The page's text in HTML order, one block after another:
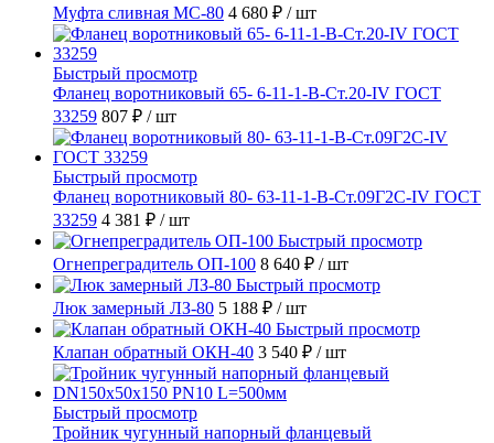
Муфта сливная МС-80 4 680 ₽ / шт
Быстрый просмотр
Фланец воротниковый 65- 6-11-1-B-Ст.20-IV ГОСТ
33259 807 ₽ / шт
Быстрый просмотр
Фланец воротниковый 80- 63-11-1-B-Ст.09Г2С-IV ГОСТ
33259 4 381 ₽ / шт
Быстрый просмотр
Огнепреградитель ОП-100 8 640 ₽ / шт
Быстрый просмотр
Люк замерный ЛЗ-80 5 188 ₽ / шт
Быстрый просмотр
Клапан обратный ОКН-40 3 540 ₽ / шт
Быстрый просмотр
Тройник чугунный напорный фланцевый